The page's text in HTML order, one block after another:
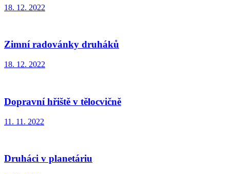
18. 12. 2022
Zimní radovánky druháků
18. 12. 2022
Dopravní hřiště v tělocvičně
11. 11. 2022
Druháci v planetáriu